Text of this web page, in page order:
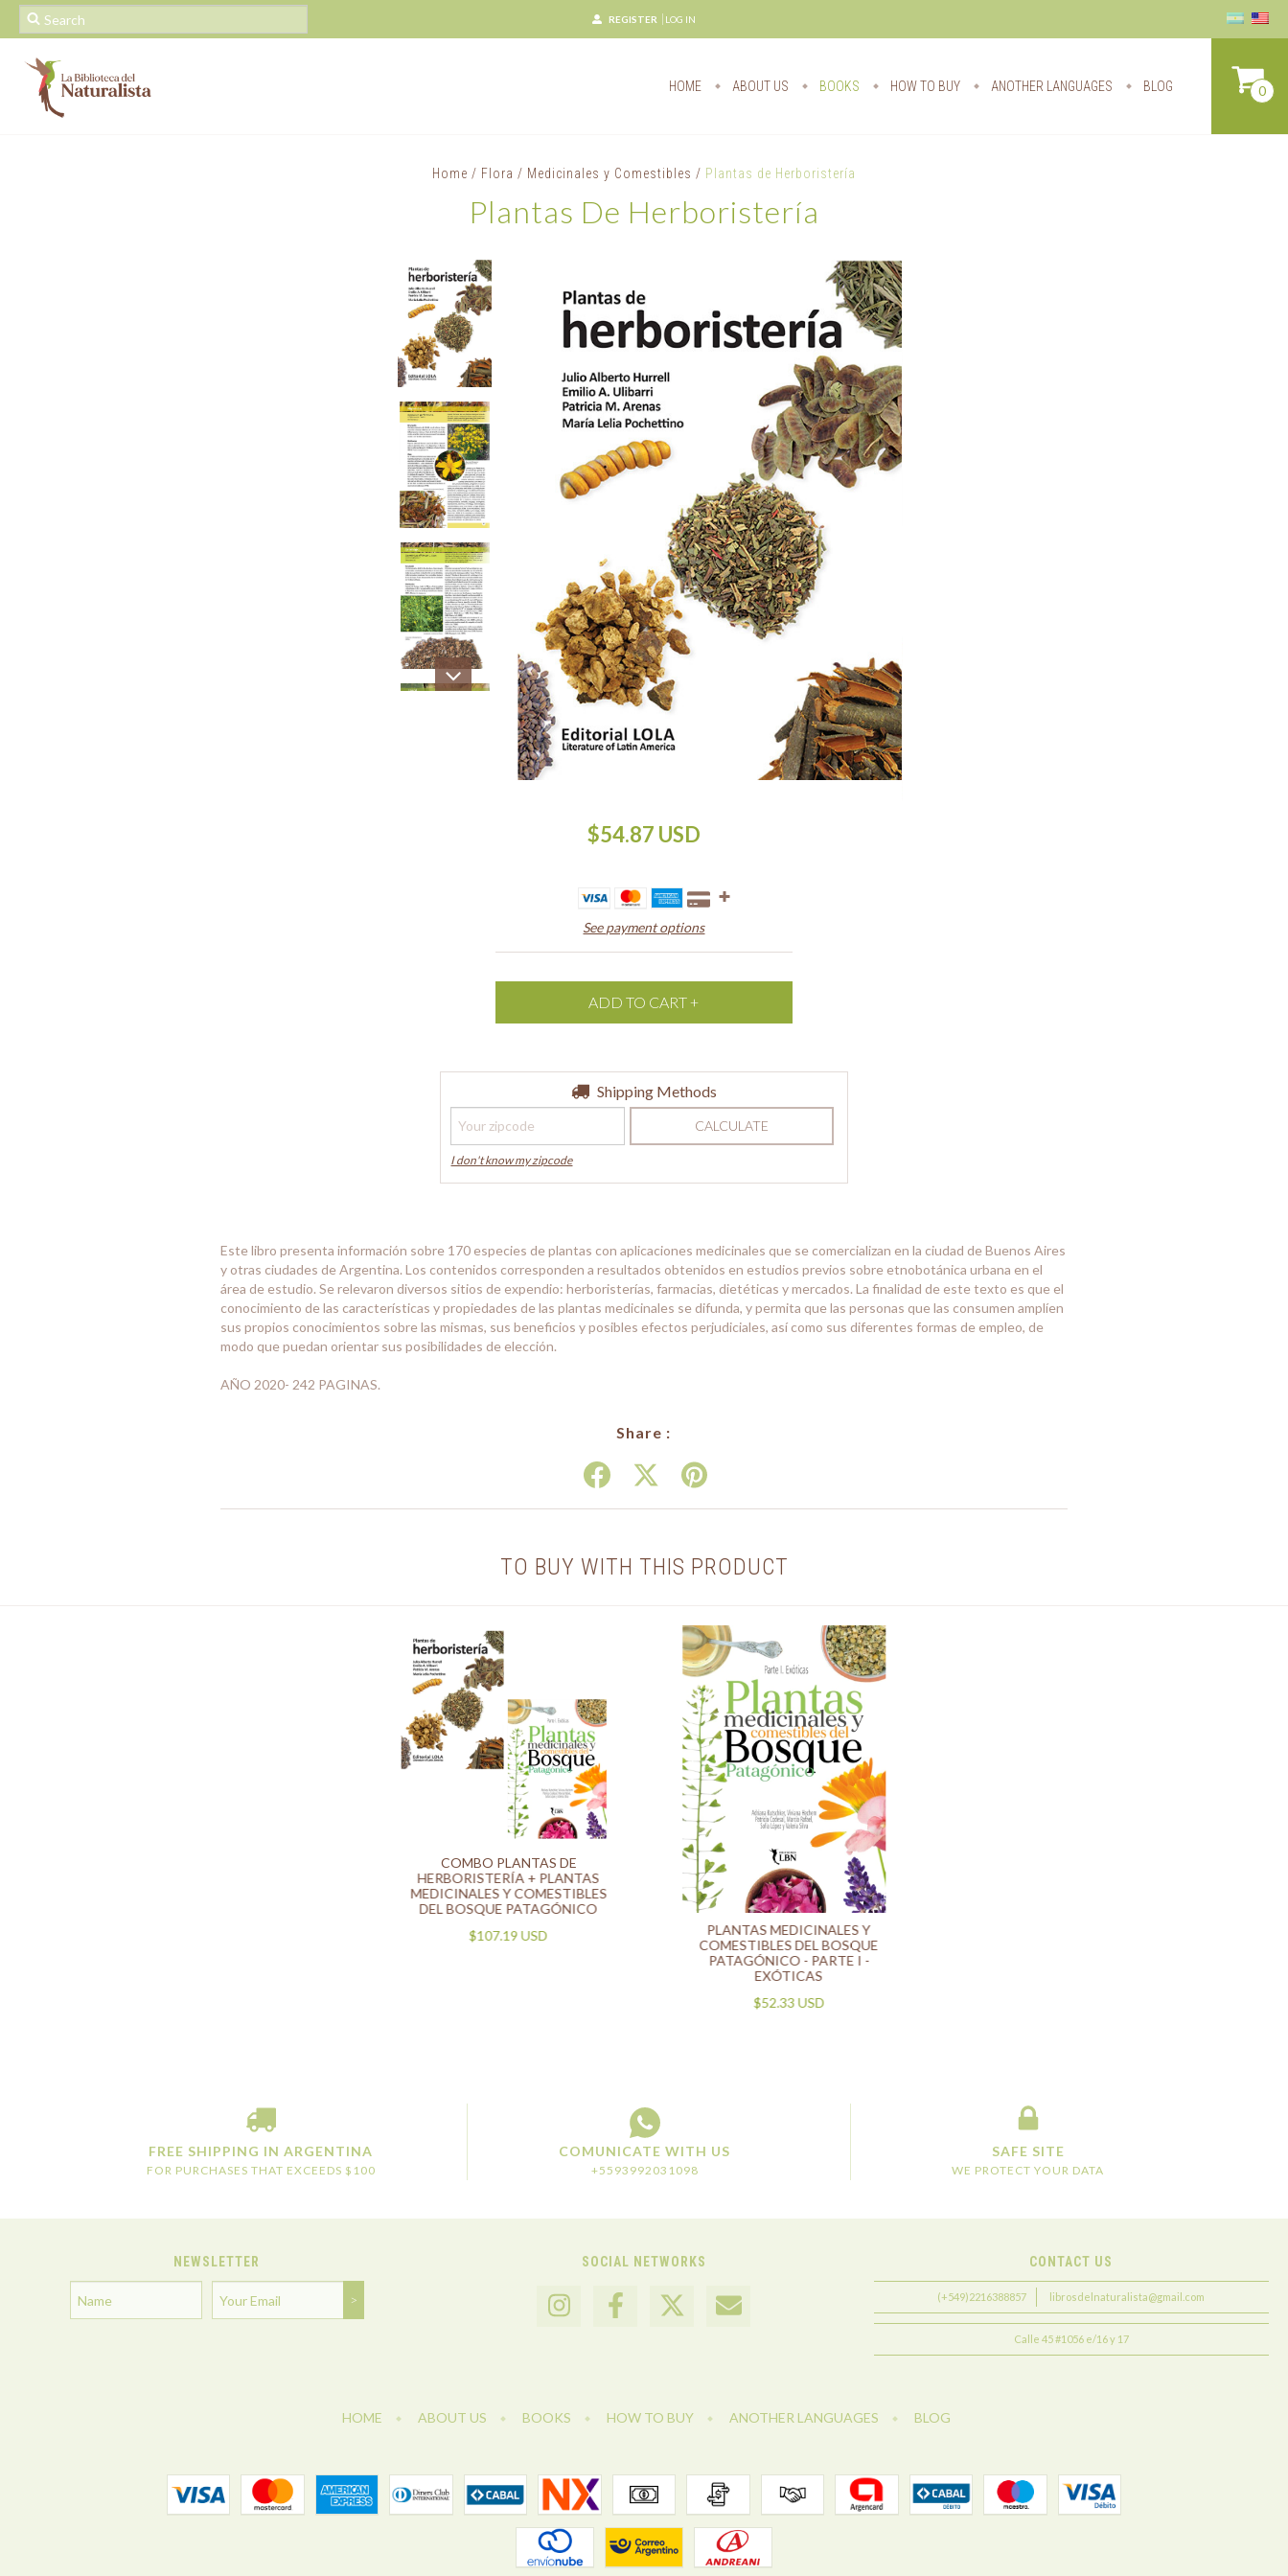
REGISTER LOG IN
HOME ABOUT US BOOKS HOW TO BUY ANOTHER LANGUAGES BLOG 0
Home / Flora / Medicinales y Comestibles / Plantas de Herboristería
Plantas De Herboristería
$54.87 USD
See payment options
Shipping for zipcode: Shipping Methods
CALCULATE
I don't know my zipcode
Este libro presenta información sobre 170 especies de plantas con aplicaciones medicinales que se comercializan en la ciudad de Buenos Aires
y otras ciudades de Argentina. Los contenidos corresponden a resultados obtenidos en estudios previos sobre etnobotánica urbana en el
área de estudio. Se relevaron diversos sitios de expendio: herboristerías, farmacias, dietéticas y mercados. La finalidad de este texto es que el
conocimiento de las características y propiedades de las plantas medicinales se difunda, y permita que las personas que las consumen amplíen
sus propios conocimientos sobre las mismas, sus beneficios y posibles efectos perjudiciales, así como sus diferentes formas de empleo, de
modo que puedan orientar sus posibilidades de elección.
AÑO 2020- 242 PAGINAS.
Share :
TO BUY WITH THIS PRODUCT
COMBO PLANTAS DE
HERBORISTERÍA + PLANTAS
MEDICINALES Y COMESTIBLES
DEL BOSQUE PATAGÓNICO
$107.19 USD
PLANTAS MEDICINALES Y
COMESTIBLES DEL BOSQUE
PATAGÓNICO - PARTE I -
EXÓTICAS
$52.33 USD
FREE SHIPPING IN ARGENTINA
FOR PURCHASES THAT EXCEEDS $100
COMUNICATE WITH US
+5593992031098
SAFE SITE
WE PROTECT YOUR DATA
NEWSLETTER SOCIAL NETWORKS CONTACT US
(+549)2216388857 librosdelnaturalista@gmail.com
Calle 45 #1056 e/16 y 17
HOME ABOUT US BOOKS HOW TO BUY ANOTHER LANGUAGES BLOG